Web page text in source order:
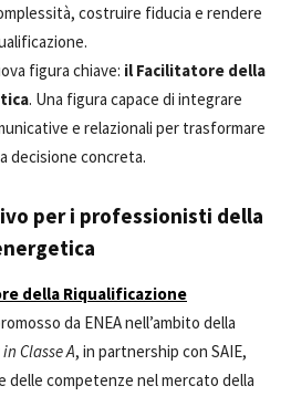
costruire fiducia e rendere
figura chiave: il Facilitatore della
. Una figura capace di integrare
e relazionali per trasformare
decisione concreta.
per i professionisti della
della Riqualificazione
da ENEA nell’ambito della
Classe A, in partnership con SAIE,
delle competenze nel mercato della